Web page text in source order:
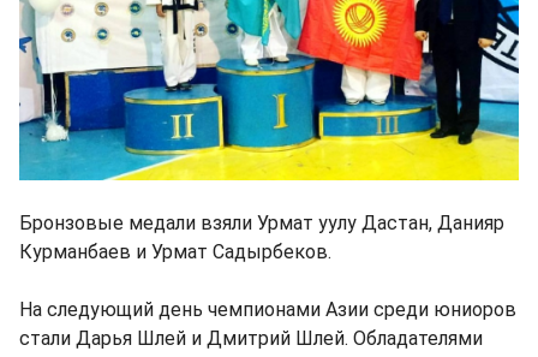
Бронзовые медали взяли Урмат уулу Дастан, Данияр
Курманбаев и Урмат Садырбеков.
На следующий день чемпионами Азии среди юниоров
стали Дарья Шлей и Дмитрий Шлей. Обладателями